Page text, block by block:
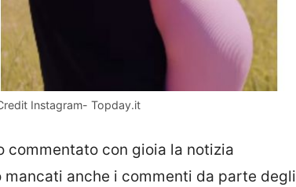
Instagram- Topday.it
commentato con gioia la notizia
anche i commenti da parte degli